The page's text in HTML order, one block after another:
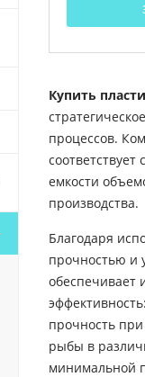
Купить
процессов.
емкости
производства.
Благодаря
прочностью и
обеспечивает
прочность
рыбы в
минимальной